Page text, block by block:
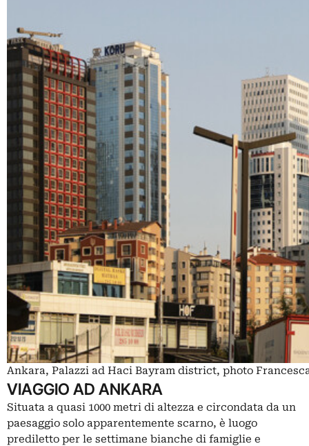
Ankara, Palazzi ad Haci Bayram district, photo
VIAGGIO AD ANKARA
Situata a quasi 1000 metri di altezza e circondata da un
paesaggio solo apparentemente scarno, è luogo
prediletto per le settimane bianche di famiglie e